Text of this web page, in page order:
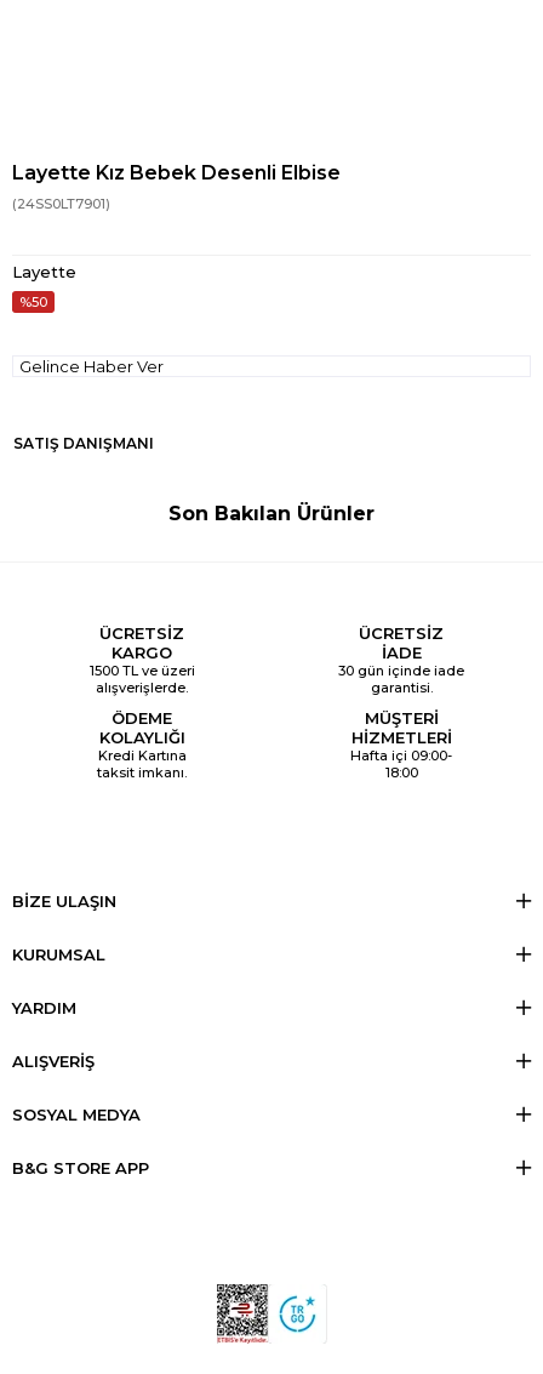
Layette Kız Bebek Desenli Elbise
(24SS0LT7901)
Layette
50
Gelince Haber Ver
SATIŞ DANIŞMANI
Son Bakılan Ürünler
ÜCRETSİZ
KARGO
1500 TL ve üzeri
alışverişlerde.
ÜCRETSİZ
İADE
30 gün içinde iade
garantisi.
ÖDEME
KOLAYLIĞI
Kredi Kartına
taksit imkanı.
MÜŞTERİ
HİZMETLERİ
Hafta içi 09:00-
18:00
BİZE ULAŞIN
KURUMSAL
YARDIM
ALIŞVERİŞ
SOSYAL MEDYA
B&G STORE APP